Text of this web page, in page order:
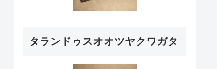
タランドゥスオオツヤクワガタ